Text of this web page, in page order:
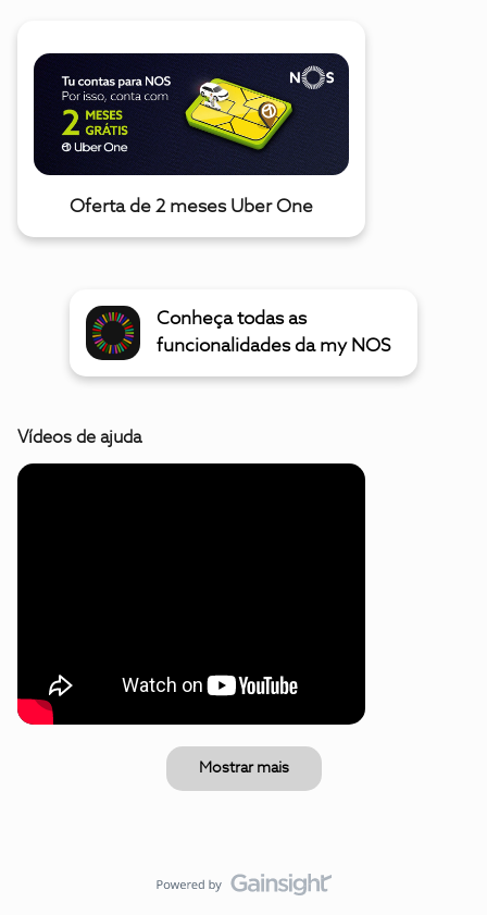
Oferta de 2 meses Uber One
Conheça todas as
funcionalidades da my NOS
Vídeos de ajuda
Mostrar mais